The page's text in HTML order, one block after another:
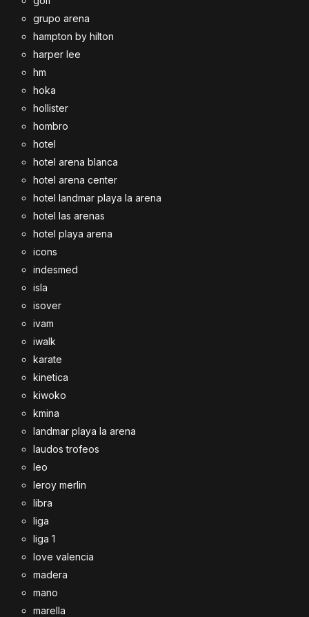
grupo arena
hampton by hilton
harper lee
hm
hoka
hollister
hombro
hotel
hotel arena blanca
hotel arena center
hotel landmar playa la arena
hotel las arenas
hotel playa arena
icons
indesmed
isla
isover
ivam
iwalk
karate
kinetica
kiwoko
kmina
landmar playa la arena
laudos trofeos
leo
leroy merlin
libra
liga
liga 1
love valencia
madera
mano
marella